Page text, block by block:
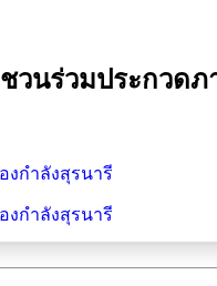
ชวนร่วมประกวดภ